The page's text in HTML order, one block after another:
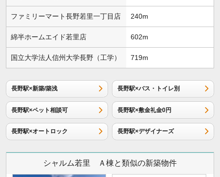
ファミリーマート長野若里一丁目店 240m
綿半ホームエイド若里店 602m
国立大学法人信州大学長野（工学） 719m
長野駅×新築/築浅 長野駅×バス・トイレ別
長野駅×ペット相談可 長野駅×敷金礼金0円
長野駅×オートロック 長野駅×デザイナーズ
シャルム若里 Ａ棟と類似の新築物件